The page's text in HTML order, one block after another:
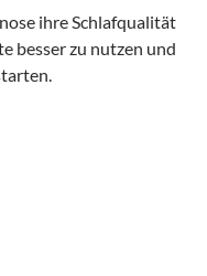
ihre Schlafqualität
besser zu nutzen und